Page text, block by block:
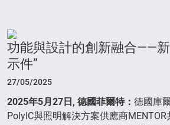
功能與設計的創新融合——
示件”
27/05/2025
2025年5月 27 日 , 德國菲爾特： 德國庫
PolyIC與照明解決方案供應商